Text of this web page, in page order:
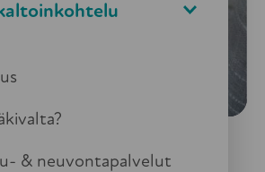
& neuvontapalvelut